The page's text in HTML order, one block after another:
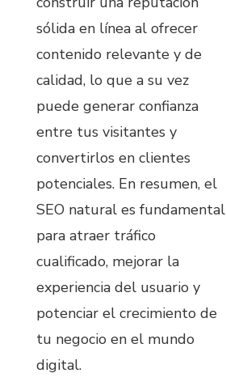
sólida en línea al ofrecer
contenido relevante y de
calidad, lo que a su vez
puede generar confianza
entre tus visitantes y
convertirlos en clientes
potenciales. En resumen, el
SEO natural es fundamental
para atraer tráfico
cualificado, mejorar la
experiencia del usuario y
potenciar el crecimiento de
tu negocio en el mundo
digital.